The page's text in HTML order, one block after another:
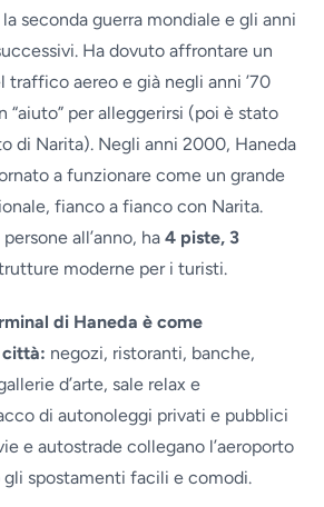
seconda guerra mondiale e gli anni
Ha dovuto affrontare un
traffico aereo e già negli anni ’70
“aiuto” per alleggerirsi (poi è stato
di Narita). Negli anni 2000, Haneda
a funzionare come un grande
fianco a fianco con Narita.
all’anno, ha 4 piste, 3
moderne per i turisti.
di Haneda è come
città: negozi, ristoranti, banche,
d’arte, sale relax e
di autonoleggi privati e pubblici
e autostrade collegano l’aeroporto
spostamenti facili e comodi.